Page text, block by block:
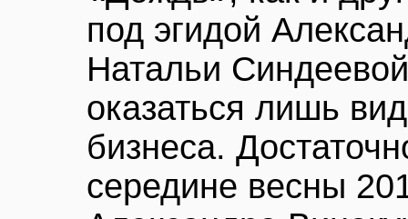
под эгидой
Натальи
оказаться лишь
бизнеса.
середине весны